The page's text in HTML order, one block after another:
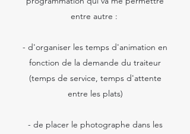
entre autre :
- d'organiser les temps d'animation en
fonction de la demande du traiteur
(temps de service, temps d'attente
entre les plats)
- de placer le photographe dans les